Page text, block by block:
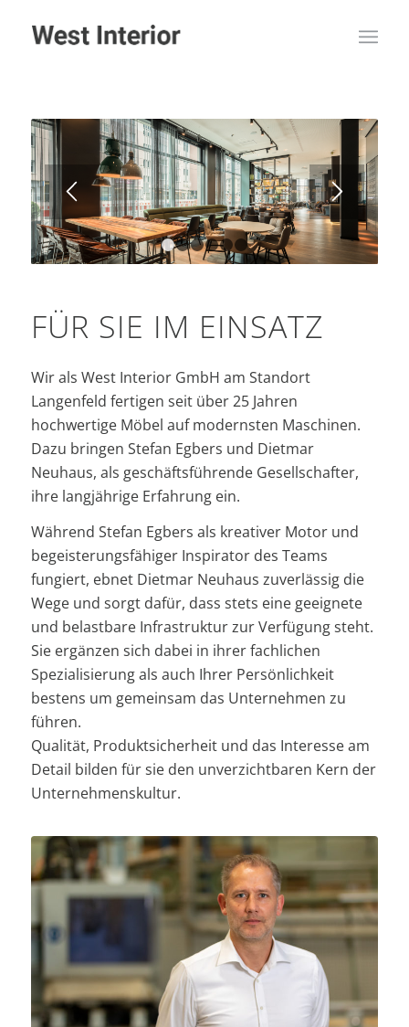
1 2 3 4 5 6
FÜR SIE IM EINSATZ
Wir als West Interior GmbH am Standort
Langenfeld fertigen seit über 25 Jahren
hochwertige Möbel auf modernsten Maschinen.
Dazu bringen Stefan Egbers und Dietmar
Neuhaus, als geschäftsführende Gesellschafter,
ihre langjährige Erfahrung ein.
Während Stefan Egbers als kreativer Motor und
begeisterungsfähiger Inspirator des Teams
fungiert, ebnet Dietmar Neuhaus zuverlässig die
Wege und sorgt dafür, dass stets eine geeignete
und belastbare Infrastruktur zur Verfügung steht.
Sie ergänzen sich dabei in ihrer fachlichen
Spezialisierung als auch Ihrer Persönlichkeit
bestens um gemeinsam das Unternehmen zu
führen.
Qualität, Produktsicherheit und das Interesse am
Detail bilden für sie den unverzichtbaren Kern der
Unternehmenskultur.